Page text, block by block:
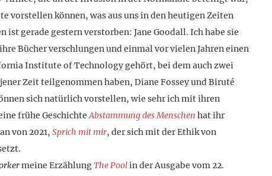
vorstellen können, was aus uns in den heutigen Zeiten
gerade gestern verstorben: Jane Goodall. Ich habe sie
Bücher verschlungen und einmal vor vielen Jahren einen
Institute of Technology gehört, bei dem auch zwei
Zeit teilgenommen haben, Diane Fossey und Biruté
sich natürlich vorstellen, wie sehr ich mit ihren
frühe GeschichteAbstammung des Menschen hat ihr
von 2021, Sprich mit mir, der sich mit der Ethik von
meine ErzählungThe Poolin der Ausgabe vom 22.